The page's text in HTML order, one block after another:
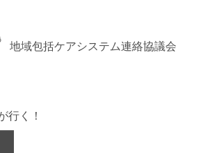
地域包括ケアシステム連絡協議会
行く！